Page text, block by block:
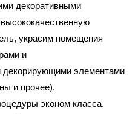
декоративными
украсим помещения
и
декорирующими элементами
и прочее).
эконом класса.